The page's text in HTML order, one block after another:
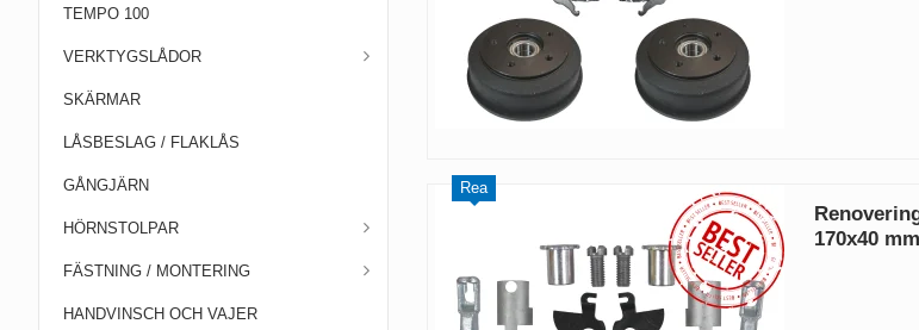
TEMPO 100
VERKTYGSLÅDOR
SKÄRMAR
LÅSBESLAG / FLAKLÅS
GÅNGJÄRN
HÖRNSTOLPAR
FÄSTNING / MONTERING
HANDVINSCH OCH VAJER
Rea
170x40 mm